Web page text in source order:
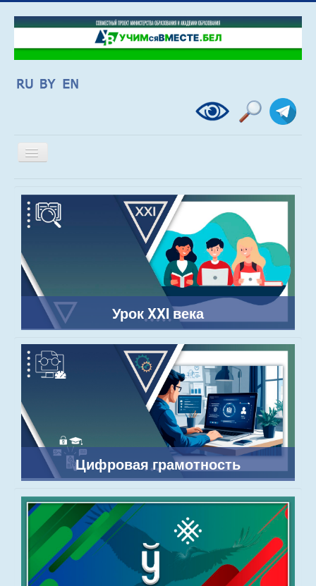
Включить/
выключить
Урок XXI века
Цифровая грамотность